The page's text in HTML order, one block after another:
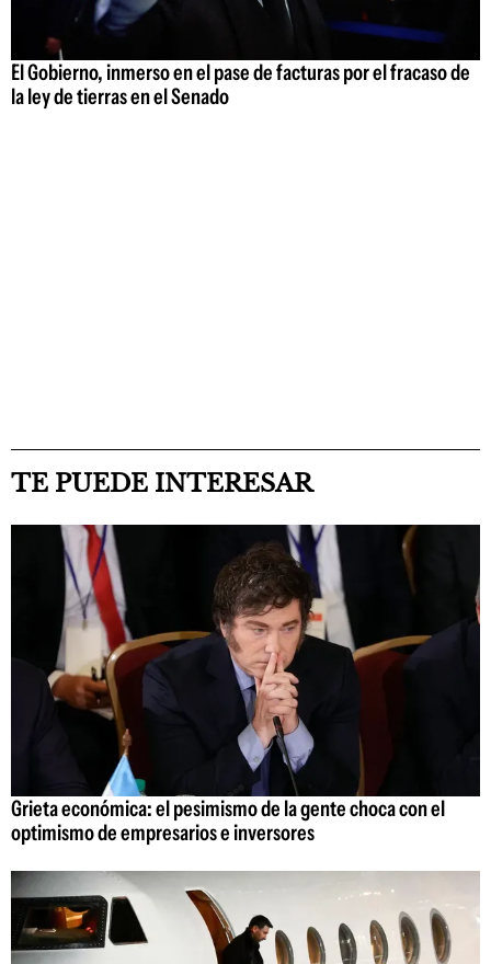
El Gobierno, inmerso en el pase de facturas por el fracaso de
la ley de tierras en el Senado
TE PUEDE INTERESAR
Grieta económica: el pesimismo de la gente choca con el
optimismo de empresarios e inversores